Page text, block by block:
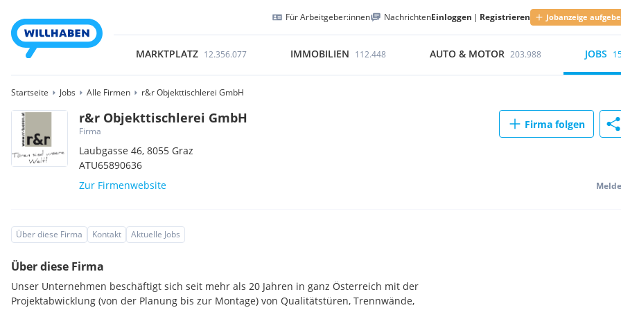
Für Arbeitgeber:innen NachrichtenEinloggen | Registrieren Jobanzeige
MARKTPLATZ 12.356.077 IMMOBILIEN 112.448 AUTO & MOTOR 203.988 JOBS
Startseite Jobs Alle Firmen r&r Objekttischlerei GmbH
r&r Objekttischlerei GmbH
Firma
Laubgasse 46,8055 Graz
ATU65890636
Zur Firmenwebsite
Firma folgen
Über diese Firma Kontakt Aktuelle Jobs
Über diese Firma
Unser Unternehmen beschäftigt sich seit mehr als 20 Jahren in ganz Österreich mit der
Projektabwicklung (von der Planung bis zur Montage) von Qualitätstüren, Trennwände,